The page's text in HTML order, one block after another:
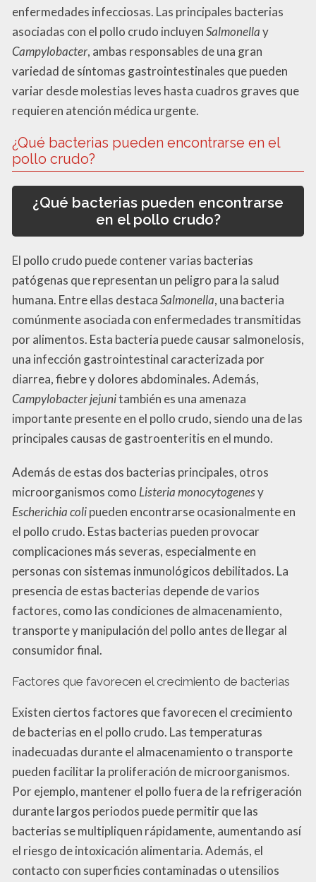
enfermedades infecciosas. Las principales bacterias
asociadas con el pollo crudo incluyenSalmonellay
Campylobacter, ambas responsables de una gran
variedad de síntomas gastrointestinales que pueden
variar desde molestias leves hasta cuadros graves que
requieren atención médica urgente.
¿Qué bacterias pueden encontrarse en el
pollo crudo?
¿Qué bacterias pueden encontrarse
en el pollo crudo?
El pollo crudo puede contener varias bacterias
patógenas que representan un peligro para la salud
humana. Entre ellas destacaSalmonella, una bacteria
comúnmente asociada con enfermedades transmitidas
por alimentos. Esta bacteria puede causar salmonelosis,
una infección gastrointestinal caracterizada por
diarrea, fiebre y dolores abdominales. Además,
Campylobacter jejunitambién es una amenaza
importante presente en el pollo crudo, siendo una de las
principales causas de gastroenteritis en el mundo.
Además de estas dos bacterias principales, otros
microorganismos como Listeria monocytogenesy
Escherichia colipueden encontrarse ocasionalmente en
el pollo crudo. Estas bacterias pueden provocar
complicaciones más severas, especialmente en
personas con sistemas inmunológicos debilitados. La
presencia de estas bacterias depende de varios
factores, como las condiciones de almacenamiento,
transporte y manipulación del pollo antes de llegar al
consumidor final.
Factores que favorecen el crecimiento de bacterias
Existen ciertos factores que favorecen el crecimiento
de bacterias en el pollo crudo. Las temperaturas
inadecuadas durante el almacenamiento o transporte
pueden facilitar la proliferación de microorganismos.
Por ejemplo, mantener el pollo fuera de la refrigeración
durante largos periodos puede permitir que las
bacterias se multipliquen rápidamente, aumentando así
el riesgo de intoxicación alimentaria. Además, el
contacto con superficies contaminadas o utensilios